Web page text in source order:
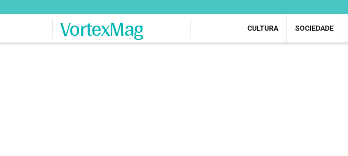
VortexMag CULTURA SOCIEDADE